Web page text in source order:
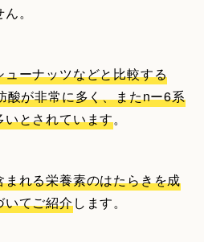
。
ーナッツなどと比較する
酸が非常に多く、またnー6系
とされています。
れる栄養素のはたらきを成
いてご紹介します。